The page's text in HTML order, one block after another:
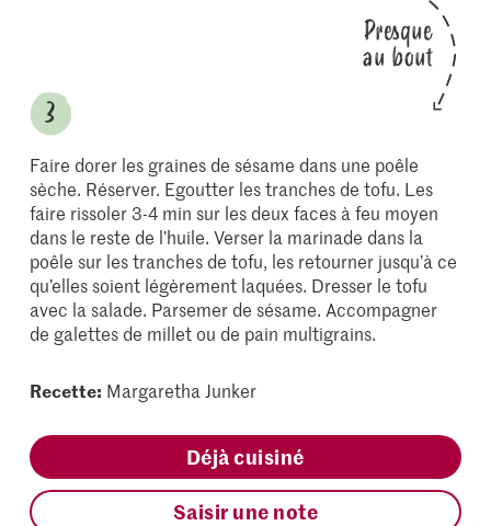
Presque
au bout
Faire dorer les graines de sésame dans une poêle
sèche. Réserver. Egoutter les tranches de tofu. Les
faire rissoler 3-4 min sur les deux faces à feu moyen
dans le reste de l’huile. Verser la marinade dans la
poêle sur les tranches de tofu, les retourner jusqu’à ce
qu’elles soient légèrement laquées. Dresser le tofu
avec la salade. Parsemer de sésame. Accompagner
de galettes de millet ou de pain multigrains.
Recette: Margaretha Junker
Déjà cuisiné
Saisir une note